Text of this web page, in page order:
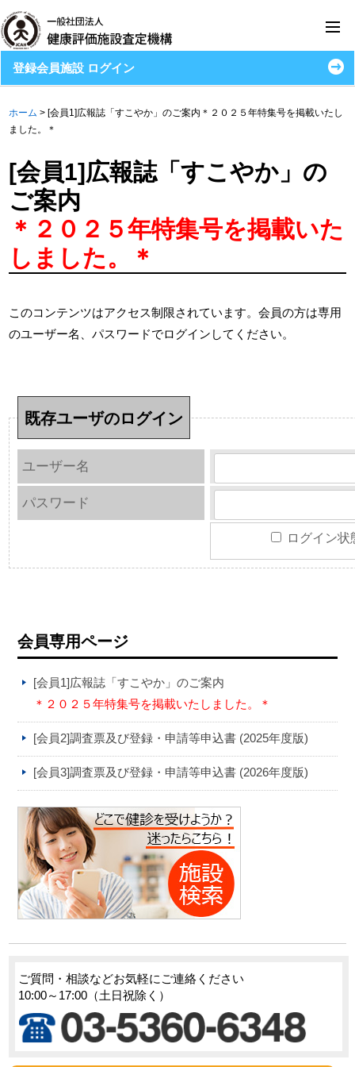
登録会員施設 ログイン
ホーム > [会員1]広報誌「すこやか」のご案内＊２０２５年特集号を掲載いたし
ました。＊
[会員1]広報誌「すこやか」の
ご案内
＊２０２５年特集号を掲載いた
しました。＊
このコンテンツはアクセス制限されています。会員の方は専用
のユーザー名、パスワードでログインしてください。
既存ユーザのログイン
ユーザー名
パスワード
ログイン
会員専用ページ
[会員1]広報誌「すこやか」のご案内
＊２０２５年特集号を掲載いたしました。＊
[会員2]調査票及び登録・申請等申込書 (2025年度版)
[会員3]調査票及び登録・申請等申込書 (2026年度版)
ご質問・相談などお気軽にご連絡ください
10:00～17:00（土日祝除く）